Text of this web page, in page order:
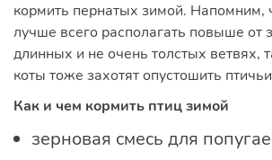
кормить пернатых зимой. Напомним,
лучше всего располагать повыше от
длинных и не очень толстых ветвях,
коты тоже захотят опустошить
Как и чем кормить птиц зимой
зерновая смесь для